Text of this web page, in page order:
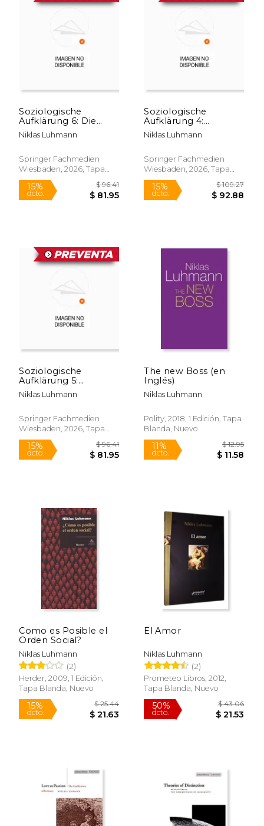
Soziologische
Aufklärung 6: Die
Soziologie und der
Mensch (en Alemán)
Niklas Luhmann
Springer Fachmedien
Wiesbaden, 2026, Tapa
Blanda, Nuevo
15% $ 96.41
Soziologische
Aufklärung 4:
Beiträge zur
funktionalen
Gesellschaft (en
Alemán)
Niklas Luhmann
Springer Fachmedien
Wiesbaden, 2026, Tapa
Blanda, Nuevo
15%
dcto.
Soziologische
Aufklärung 5:
Konstruktivistische
Perspektiven (en
Niklas Luhmann
Springer Fachmedien
Wiesbaden, 2026, Tapa
Blanda, Nuevo
15%
dcto.
The new Boss (en
Inglés)
Niklas Luhmann
Polity, 2018, 1 Edición, Tapa
Blanda, Nuevo
11%
dcto.
Como es Posible el
Orden Social?
Niklas Luhmann
(2)
Herder, 2009, 1 Edición,
Tapa Blanda, Nuevo
El Amor
Niklas Luhmann
(2)
Prometeo Libros, 2012,
Tapa Blanda, Nuevo